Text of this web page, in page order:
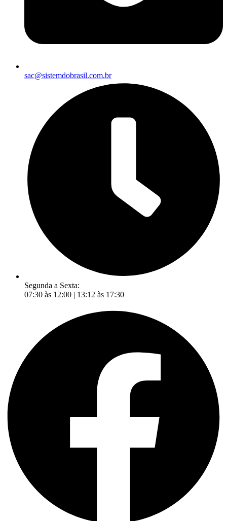
sac@sistemdobrasil.com.br
Segunda a Sexta:
07:30 às 12:00 | 13:12 às 17:30